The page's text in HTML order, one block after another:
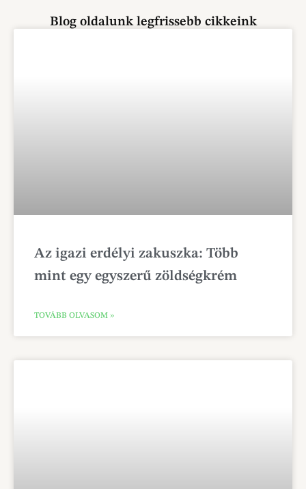
Blog oldalunk legfrissebb cikkeink
Az igazi erdélyi zakuszka: Több
mint egy egyszerű zöldségkrém